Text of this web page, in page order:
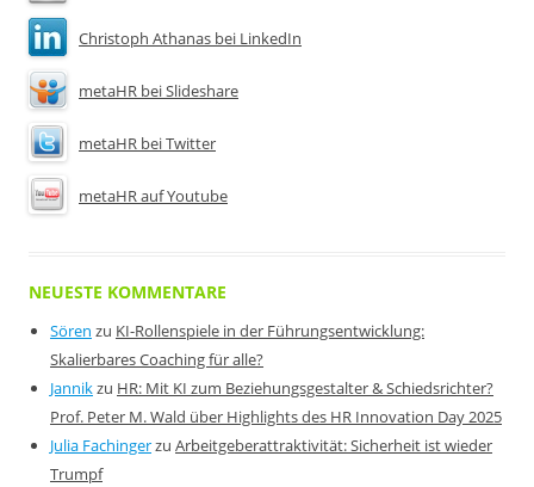
Christoph Athanas bei LinkedIn
metaHR bei Slideshare
metaHR bei Twitter
metaHR auf Youtube
NEUESTE KOMMENTARE
Sören zu KI-Rollenspiele in der Führungsentwicklung:
Skalierbares Coaching für alle?
Jannikzu HR: Mit KI zum Beziehungsgestalter & Schiedsrichter?
Prof. Peter M. Wald über Highlights des HR Innovation Day 2025
Julia Fachingerzu Arbeitgeberattraktivität: Sicherheit ist wieder
Trumpf